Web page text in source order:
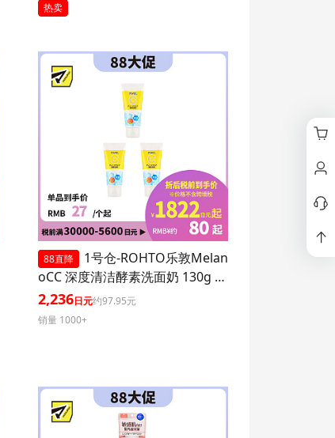
热卖
88直降
1号仓-ROHTO乐敦Melan
oCC 深度清洁酵素洗面奶 130g 3
个装
2,236日元约97.95元
销量 1000+